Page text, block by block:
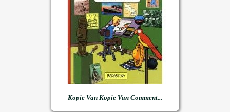
Kopie Van Kopie Van Comment...